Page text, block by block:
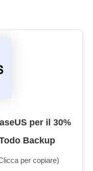
per il 30%
Backup
per copiare)